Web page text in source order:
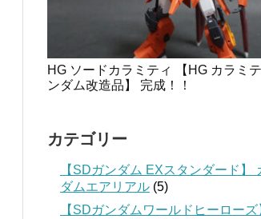
HG ソードカラミティ 【HG カラミ
ンダム改造品】 完成！！
カテゴリー
【SDガンダム EXスタンダード】
ダムエアリアル (5)
【SDガンダムワールドヒーローズ